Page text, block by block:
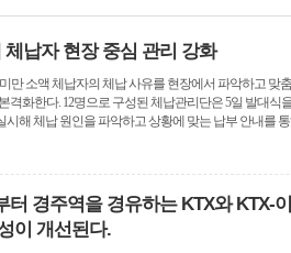
체납자 현장 중심 관리 강화
만 소액 체납자의 체납 사유를 현장에서 파악하고 맞
격화한다. 12명으로 구성된 체납관리단은 5일 발대
시해 체납 원인을 파악하고 상황에 맞는 납부 안내를 통
터 경주역을 경유하는 KTX와 KTX-
이 개선된다.